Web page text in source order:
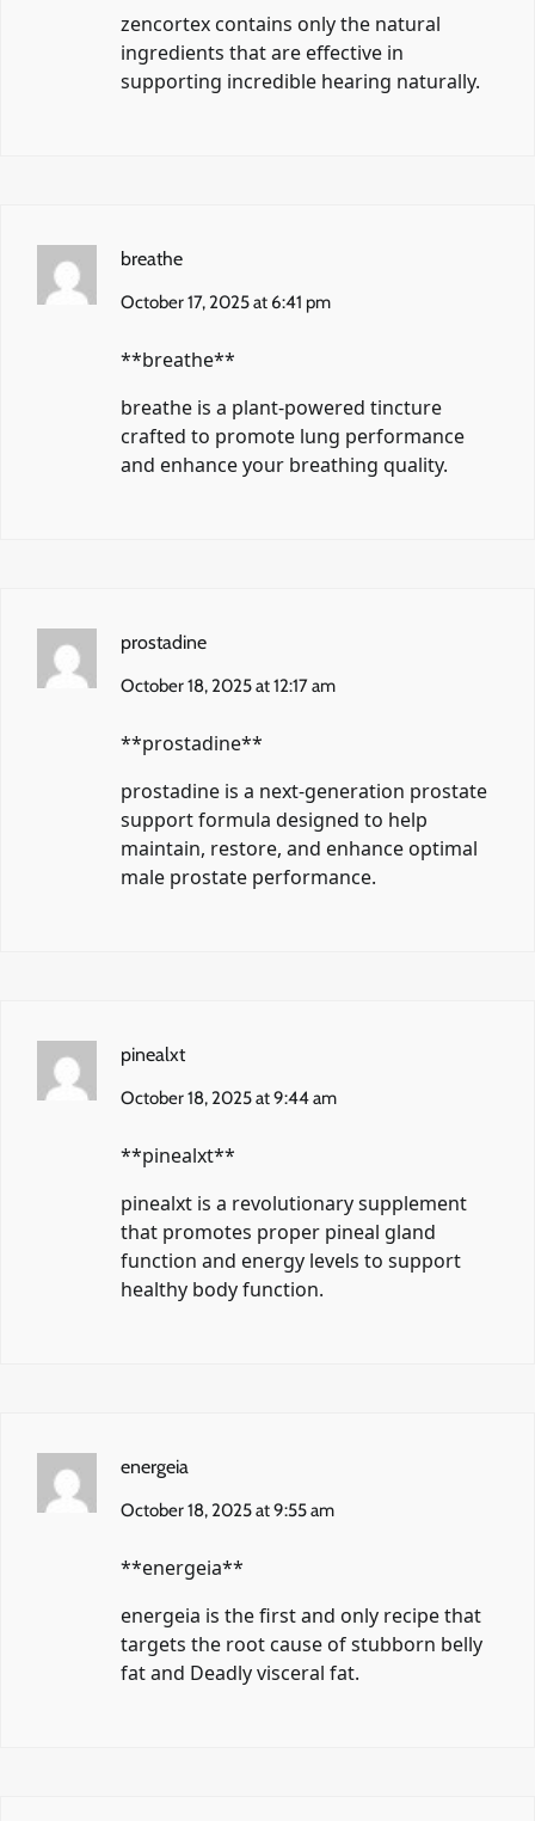
zencortexcontains only the natural
ingredients that are effective in
supporting incredible hearing naturally.
breathe
October 17, 2025 at 6:41 pm
** breathe**
breathe is a plant-powered tincture
crafted to promote lung performance
and enhance your breathing quality.
prostadine
October 18, 2025 at 12:17 am
**prostadine**
prostadine is a next-generation prostate
support formula designed to help
maintain, restore, and enhance optimal
male prostate performance.
pinealxt
October 18, 2025 at 9:44 am
** pinealxt**
pinealxt is a revolutionary supplement
that promotes proper pineal gland
function and energy levels to support
healthy body function.
energeia
October 18, 2025 at 9:55 am
**energeia**
energeia is the first and only recipe that
targets the root cause of stubborn belly
fat and Deadly visceral fat.